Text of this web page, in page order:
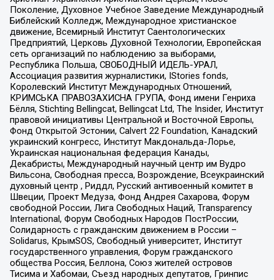
Поколение, Духовное Учебное Заведение Международный
Библейский Колледж, Международное христианское
движение, Всемирный Институт Саентологических
Предприятий, Церковь Духовной Технологии, Европейская
сеть организаций по наблюдению за выборами,
Республика Польша, СВОБОДНЫЙ ИДЕЛЬ-УРАЛ,
Ассоциация развития журналистики, IStories fonds,
Королевский Институт Международных Отношений,
КРИМСЬКА ПРАВОЗАХИСНА ГРУПА, Фонд имени Генриха
Бёлля, Stichting Bellingcat, Bellingcat Ltd, The Insider, Институт
правовой инициативы Центральной и Восточной Европы,
Фонд Открытой Эстонии, Calvert 22 Foundation, Канадский
украинский конгресс, Институт Макдональда-Лорье,
Украинская национальная федерация Канады,
Декабристы, Международный научный центр им Вудро
Вильсона, Свободная пресса, Возрождение, Всеукраинский
духовный центр , Риддл, Русский антивоенный комитет в
Швеции, Проект Медуза, Фонд Андрея Сахарова, Форум
свободной России, Лига Свободных Наций, Transparеncy
International, Форум Свободных Народов ПостРоссии,
Солидарность с гражданским движением в России –
Solidarus, КрымSOS, Свободный университет, Институт
государственного управления, Форум гражданского
общества Россия, Беллона, Союз жителей островов
Тисима и Хабомаи, Съезд народных депутатов, Гринпис